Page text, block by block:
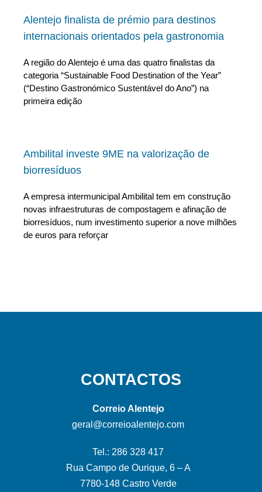
Alentejo finalista de prémio para destinos
internacionais orientados pela gastronomia
A região do Alentejo é uma das quatro finalistas da
categoria “Sustainable Food Destination of the Year”
(“Destino Gastronómico Sustentável do Ano”) na
primeira edição
Ambilital investe 9ME na valorização de
biorresíduos
A empresa intermunicipal Ambilital tem em construção
novas infraestruturas de compostagem e afinação de
biorresíduos, num investimento superior a nove milhões
de euros para reforçar
CONTACTOS
Correio Alentejo
geral@correioalentejo.com
Tel.: 286 328 417
Rua Campo de Ourique, 6 – A
7780-148 Castro Verde